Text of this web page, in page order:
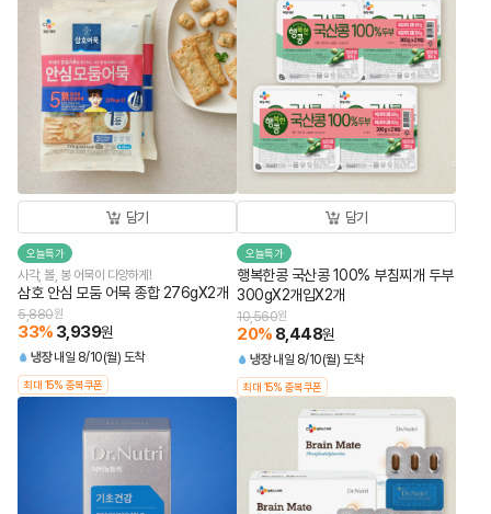
담기
오늘특가
사각, 볼, 봉 어묵이 다양하게!
삼호 안심 모둠 어묵 종합 276gX2개
5,880원
33% 3,939원
냉장 내일 8/10(월) 도착
최대 15% 중복쿠폰
담기
오늘특가
행복한콩 국산콩 100% 부침찌개 두부
300gX2개입X2개
10,560원
20% 8,448원
냉장 내일 8/10(월) 도착
최대 15% 중복쿠폰